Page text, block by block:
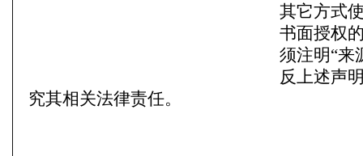
其它方式
书面授权
须注明“来
反上述声
究其相关法律责任。